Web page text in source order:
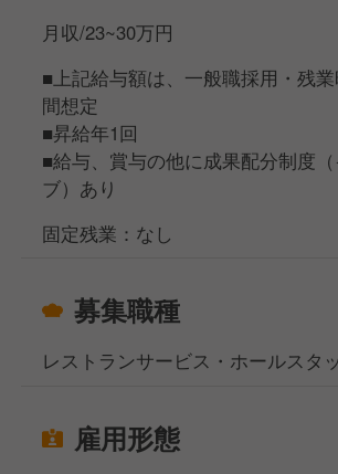
月収/23~30万円
■上記給与額は、一般職採用・残
間想定
■昇給年1回
■給与、賞与の他に成果配分制度
ブ）あり
固定残業：なし
募集職種
レストランサービス・ホールスタ
雇用形態